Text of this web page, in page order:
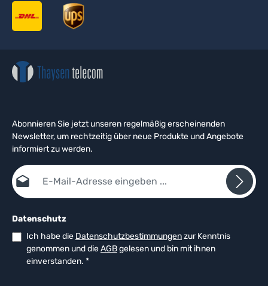
Abonnieren Sie jetzt unseren regelmäßig erscheinenden
Newsletter, um rechtzeitig über neue Produkte und Angebote
informiert zu werden.
E-Mail-Adresse*
Datenschutz
Ich habe die Datenschutzbestimmungenzur Kenntnis
genommen und dieAGBgelesen und bin mit ihnen
einverstanden. *